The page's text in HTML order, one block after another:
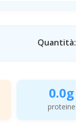
Quantità:
0.0g
proteine